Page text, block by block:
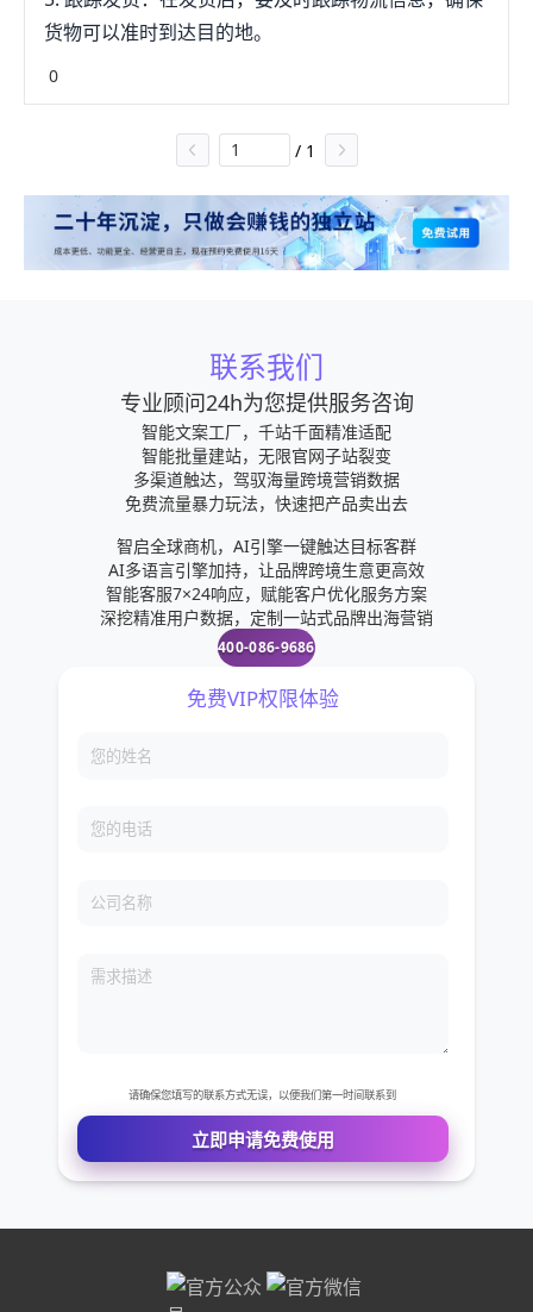
货物可以准时到达目的地。
0
/ 1
联系我们
专业顾问24h为您提供服务咨询
智能文案工厂，千站千面精准适配
智能批量建站，无限官网子站裂变
多渠道触达，驾驭海量跨境营销数据
免费流量暴力玩法，快速把产品卖出去
智启全球商机，AI引擎一键触达目标客群
AI多语言引擎加持，让品牌跨境生意更高效
智能客服7×24响应，赋能客户优化服务方案
深挖精准用户数据，定制一站式品牌出海营销
400-086-9686
需求描述
请确保您填写的联系方式无误，以便我们第一时间联系到
立即申请免费使用